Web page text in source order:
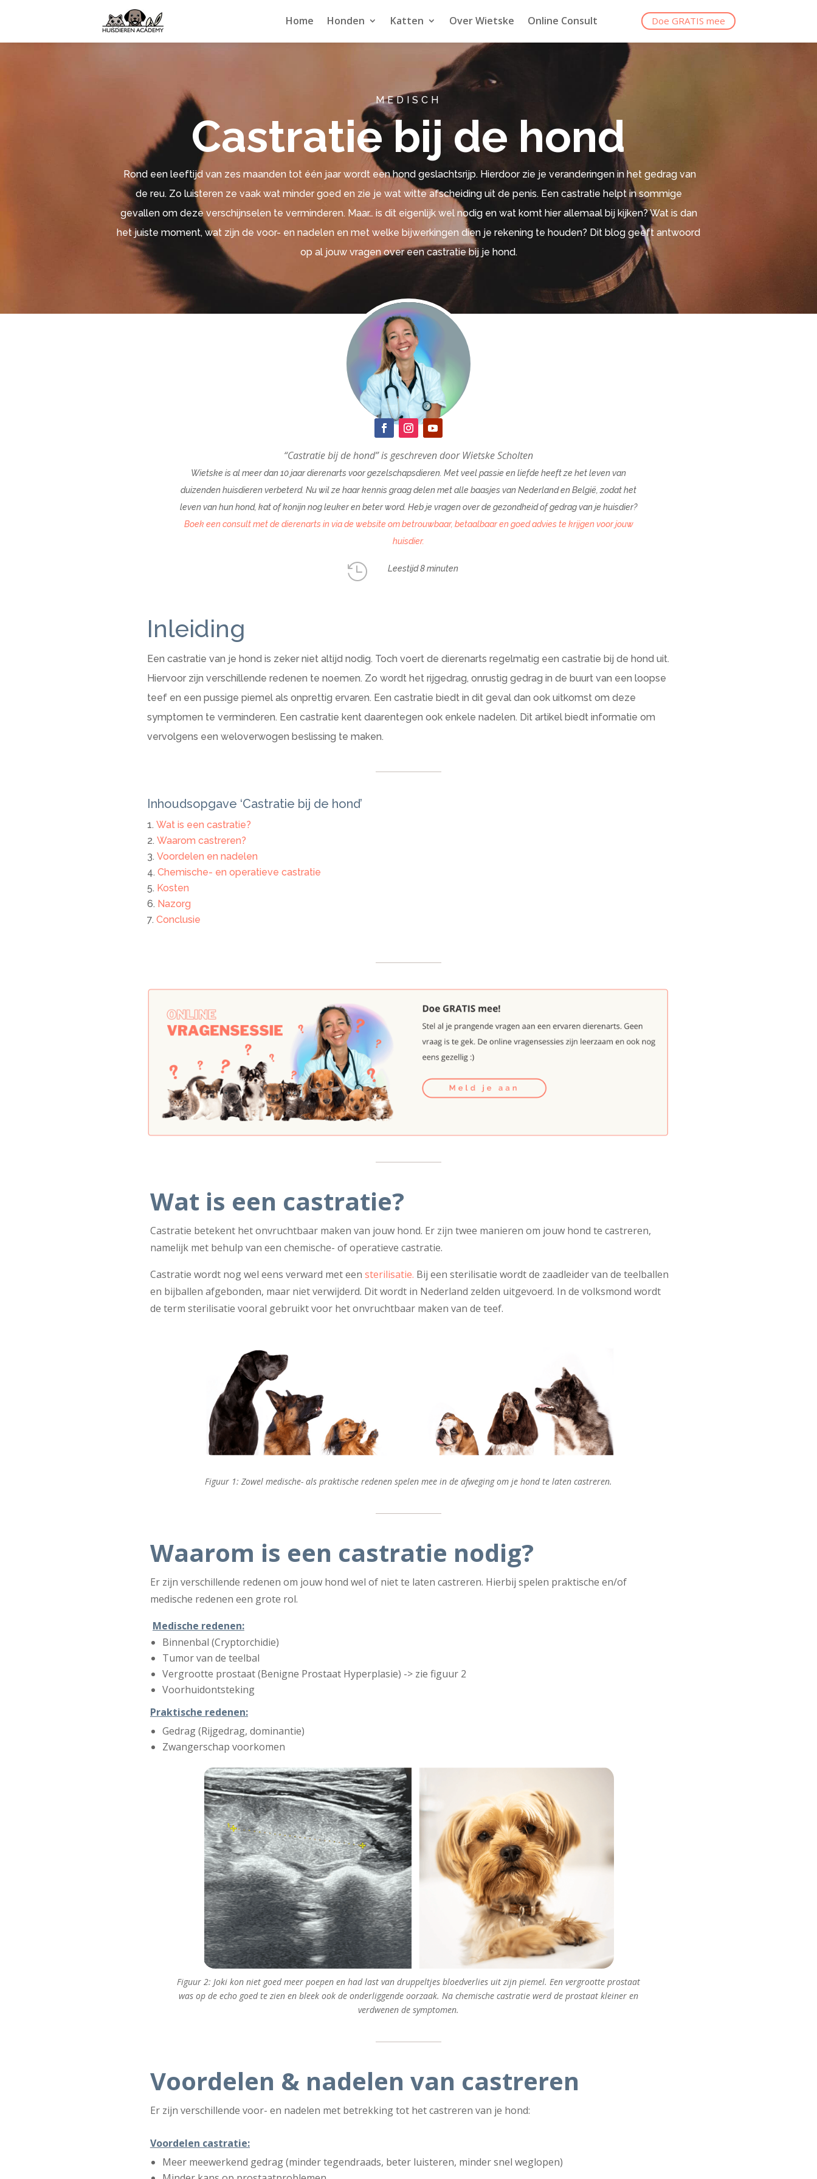
Home Honden Katten Over Wietske Online Consult Doe GRATIS mee
MEDISCH
Castratie bij de hond
Rond een leeftijd van zes maanden tot één jaar wordt een hond geslachtsrijp. Hierdoor zie je veranderingen in het gedrag van
de reu. Zo luisteren ze vaak wat minder goed en zie je wat witte afscheiding uit de penis. Een castratie helpt in sommige
gevallen om deze verschijnselen te verminderen. Maar… is dit eigenlijk wel nodig en wat komt hier allemaal bij kijken? Wat is dan
het juiste moment, wat zijn de voor- en nadelen en met welke bijwerkingen dien je rekening te houden? Dit blog geeft antwoord
op al jouw vragen over een castratie bij je hond.
“Castratie bij de hond” is geschreven door Wietske Scholten
Wietske is al meer dan 10 jaar dierenarts voor gezelschapsdieren. Met veel passie en liefde heeft ze het leven van
duizenden huisdieren verbeterd. Nu wil ze haar kennis graag delen met alle baasjes van Nederland en België, zodat het
leven van hun hond, kat of konijn nog leuker en beter word. Heb je vragen over de gezondheid of gedrag van je huisdier?
Boek een consult met de dierenarts in via de website om betrouwbaar, betaalbaar en goed advies te krijgen voor jouw
huisdier.
 Leestijd 8 minuten
Inleiding
Een castratie van je hond is zeker niet altijd nodig. Toch voert de dierenarts regelmatig een castratie bij de hond uit.
Hiervoor zijn verschillende redenen te noemen. Zo wordt het rijgedrag, onrustig gedrag in de buurt van een loopse
teef en een pussige piemel als onprettig ervaren. Een castratie biedt in dit geval dan ook uitkomst om deze
symptomen te verminderen. Een castratie kent daarentegen ook enkele nadelen. Dit artikel biedt informatie om
vervolgens een weloverwogen beslissing te maken.
Inhoudsopgave ‘Castratie bij de hond’
Wat is een castratie?
Waarom castreren?
Voordelen en nadelen
Chemische- en operatieve castratie
Kosten
Nazorg
Conclusie
Wat is een castratie?
Castratie betekent het onvruchtbaar maken van jouw hond. Er zijn twee manieren om jouw hond te castreren,
namelijk met behulp van een chemische- of operatieve castratie.
Castratie wordt nog wel eens verward met een sterilisatie. Bij een sterilisatie wordt de zaadleider van de teelballen
en bijballen afgebonden, maar niet verwijderd. Dit wordt in Nederland zelden uitgevoerd. In de volksmond wordt
de term sterilisatie vooral gebruikt voor het onvruchtbaar maken van de teef.
Figuur 1: Zowel medische- als praktische redenen spelen mee in de afweging om je hond te laten castreren.
Waarom is een castratie nodig?
Er zijn verschillende redenen om jouw hond wel of niet te laten castreren. Hierbij spelen praktische en/of
medische redenen een grote rol.
Medische redenen:
Binnenbal (Cryptorchidie)
Tumor van de teelbal
Vergrootte prostaat (Benigne Prostaat Hyperplasie) -> zie figuur 2
Voorhuidontsteking
Praktische redenen:
Gedrag (Rijgedrag, dominantie)
Zwangerschap voorkomen
Figuur 2: Joki kon niet goed meer poepen en had last van druppeltjes bloedverlies uit zijn piemel. Een vergrootte prostaat
was op de echo goed te zien en bleek ook de onderliggende oorzaak. Na chemische castratie werd de prostaat kleiner en
verdwenen de symptomen.
Voordelen & nadelen van castreren
Er zijn verschillende voor- en nadelen met betrekking tot het castreren van je hond:
Voordelen castratie:
Meer meewerkend gedrag (minder tegendraads, beter luisteren, minder snel weglopen)